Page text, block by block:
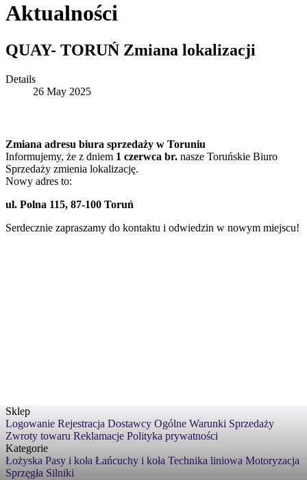
Aktualności
QUAY- TORUŃ Zmiana lokalizacji
Details
26 May 2025
Zmiana adresu biura sprzedaży w Toruniu
Informujemy, że z dniem 1 czerwca br. nasze Toruńskie Biuro
Sprzedaży zmienia lokalizację.
Nowy adres to:
ul. Polna 115, 87-100 Toruń
Serdecznie zapraszamy do kontaktu i odwiedzin w nowym miejscu!
Sklep
Logowanie Rejestracja Dostawcy Ogólne Warunki Sprzedaży
Zwroty towaru Reklamacje Polityka prywatności
Kategorie
Łożyska Pasy i koła Łańcuchy i koła Technika liniowa Motoryzacja
Sprzęgła Silniki